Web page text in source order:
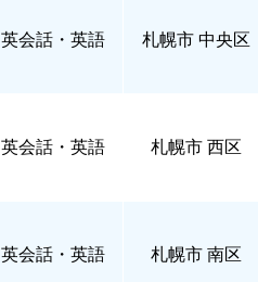
英会話・英語 札幌市 中央区
英会話・英語 札幌市 西区
英会話・英語 札幌市 南区